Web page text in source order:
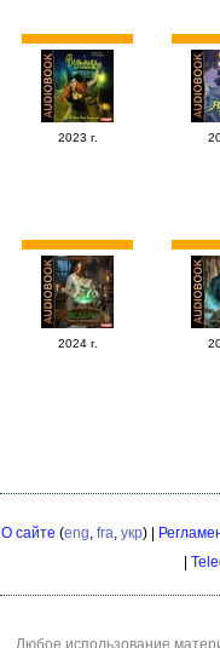
2023 г.
2024 г.
О сайте (eng, fra, укр) |
Любое использование